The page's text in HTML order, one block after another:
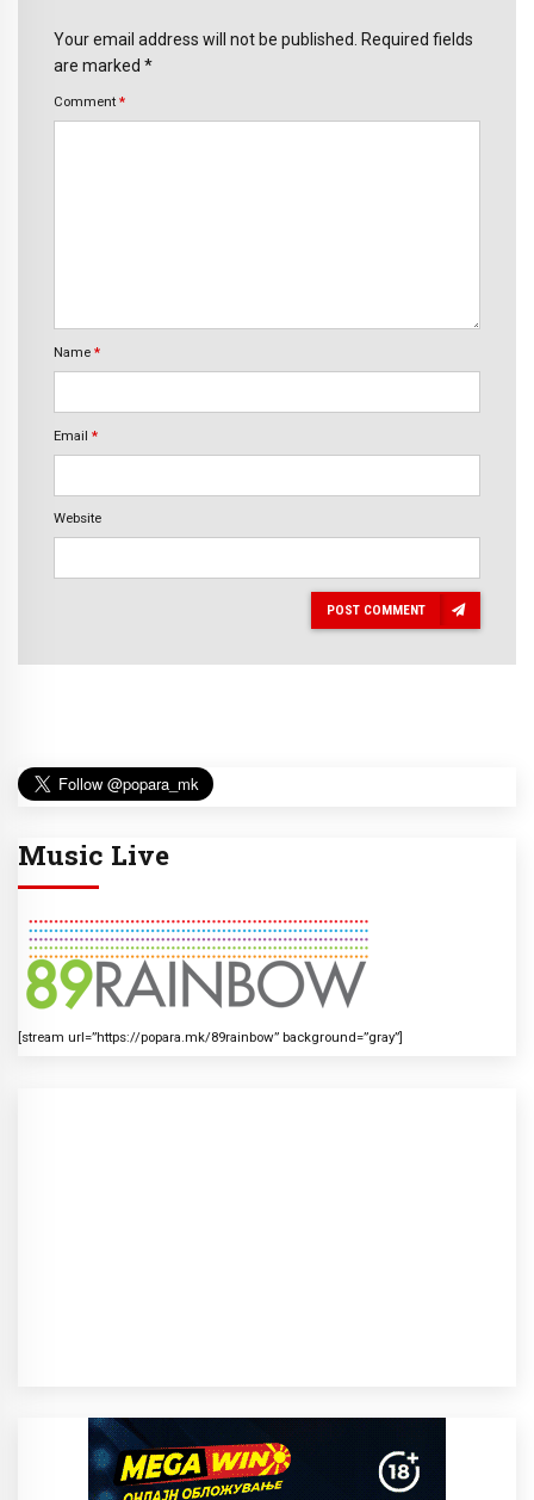
Your email address will not be published. Required fields
are marked *
Comment *
Name *
Email *
Website
POST COMMENT
Music Live
[stream url=”https://popara.mk/89rainbow” background=”gray”]